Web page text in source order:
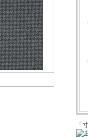
「